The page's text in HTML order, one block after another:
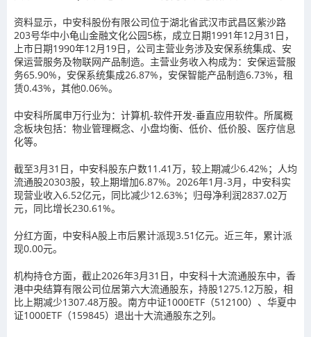
资料显示，中安科股份有限公司位于湖北省武汉市武昌区紫沙路
203号华中小龟山金融文化公园5栋，成立日期1991年12月31日，
上市日期1990年12月19日，公司主营业务涉及安保系统集成、安
保运营服务及物联网产品制造。主营业务收入构成为：安保运营服
务65.90%，安保系统集成26.87%，安保智能产品制造6.73%，租
赁0.43%，其他0.06%。
中安科所属申万行业为：计算机-软件开发-垂直应用软件。所属概
念板块包括：物业管理概念、小盘均衡、低价、低价股、医疗信息
化等。
截至3月31日，中安科股东户数11.41万，较上期减少6.42%；人均
流通股20303股，较上期增加6.87%。2026年1月-3月，中安科实
现营业收入6.52亿元，同比减少12.63%；归母净利润2837.02万
元，同比增长230.61%。
分红方面，中安科A股上市后累计派现3.51亿元。近三年，累计派
现0.00元。
机构持仓方面，截止2026年3月31日，中安科十大流通股东中，香
港中央结算有限公司位居第六大流通股东，持股1275.12万股，相
比上期减少1307.48万股。南方中证1000ETF（512100）、华夏中
证1000ETF（159845）退出十大流通股东之列。